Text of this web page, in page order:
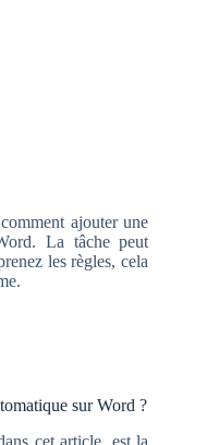
ajouter une
La tâche peut
les règles, cela
sur Word ?
cet article, est la